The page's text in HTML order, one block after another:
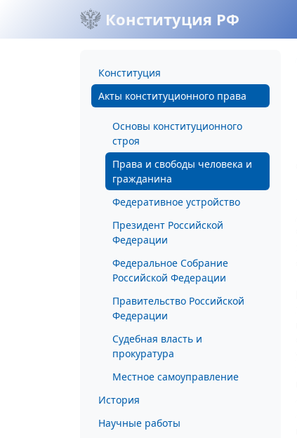
Конституция РФ
Конституция
Акты конституционного права
Основы конституционного
строя
Права и свободы человека и
гражданина
Федеративное устройство
Президент Российской
Федерации
Федеральное Собрание
Российской Федерации
Правительство Российской
Федерации
Судебная власть и
прокуратура
Местное самоуправление
История
Научные работы